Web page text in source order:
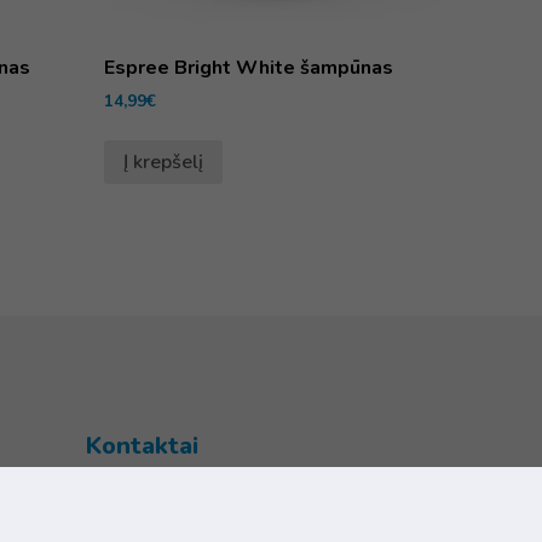
Espree Bright White šampūnas
14,99€
Į krepšelį
Kontaktai